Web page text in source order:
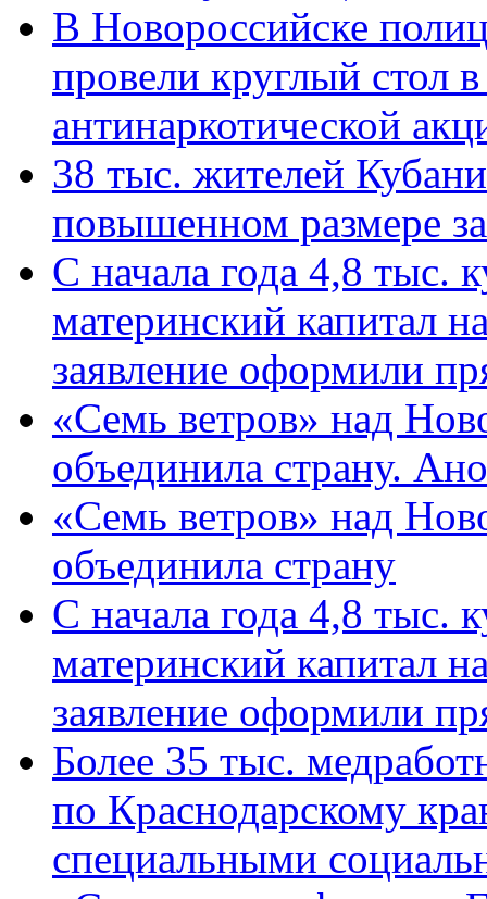
В Новороссийске
провели круглый стол
антинаркотической
38 тыс. жителей
повышенном размере
С начала года 4,8 тыс.
материнский капитал
заявление оформили
«Семь ветров» над
объединила страну.
«Семь ветров» над
объединила страну
С начала года 4,8 тыс.
материнский капитал
заявление оформили
Более 35 тыс.
по Краснодарскому
специальными